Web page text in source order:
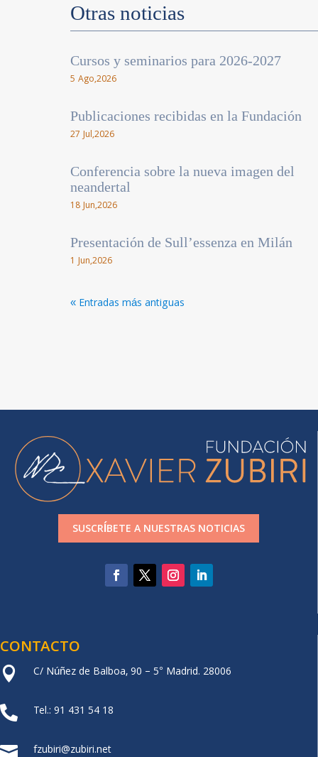
Otras noticias
Cursos y seminarios para 2026-2027
5 Ago,2026
Publicaciones recibidas en la Fundación
27 Jul,2026
Conferencia sobre la nueva imagen del
neandertal
18 Jun,2026
Presentación de Sull’essenza en Milán
1 Jun,2026
« Entradas más antiguas
SUSCRÍBETE A NUESTRAS NOTICIAS
CONTACTO
 C/ Núñez de Balboa, 90 – 5° Madrid. 28006
 Tel.: 91 431 54 18
 fzubiri@zubiri.net